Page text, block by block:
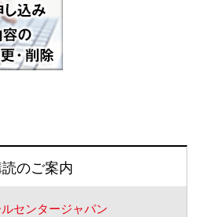
のご案内
センタージャパン